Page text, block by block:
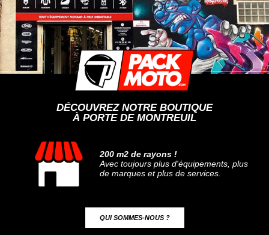
DÉCOUVREZ NOTRE BOUTIQUE
À PORTE DE MONTREUIL
200 m2 de rayons !
Avec toujours plus d'équipements, plus
de marques et plus de services.
QUI SOMMES-NOUS ?